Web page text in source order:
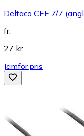
Deltaco CEE 7/7
fr.
27 kr
Jämför pris